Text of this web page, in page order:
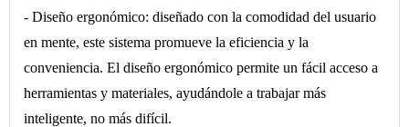
- Diseño ergonómico: diseñado con la comodidad del usuario
en mente, este sistema promueve la eficiencia y la
conveniencia. El diseño ergonómico permite un fácil acceso a
herramientas y materiales, ayudándole a trabajar más
inteligente, no más difícil.